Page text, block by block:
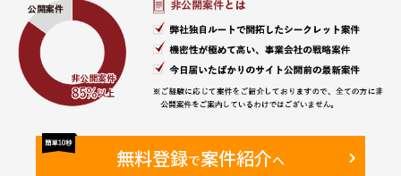
無料登録で案件紹介へ